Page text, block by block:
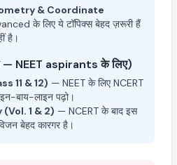
& Coordinate
के लिए ये टॉपिक्स बेहद ज़रूरी हैं
है।
— NEET aspirants के लिए)
11 & 12) — NEET के लिए NCERT
बाय-लाइन पढ़ो।
1 & 2) — NCERT के बाद इस
बेहद कारगर है।